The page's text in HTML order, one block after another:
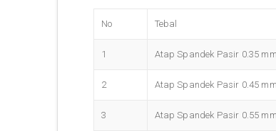
No Tebal
1 Atap Spandek Pasir 0.35 mm
2 Atap Spandek Pasir 0.45 mm
3 Atap Spandek Pasir 0.55 mm